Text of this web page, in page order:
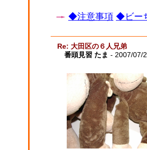
◆注意事項 ◆ビー
Re: 大田区の６人兄弟
番頭見習 たま - 2007/07/